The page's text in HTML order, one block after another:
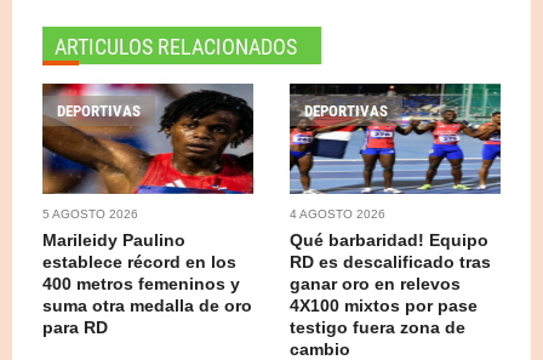
ARTICULOS RELACIONADOS
DEPORTIVAS
5 AGOSTO 2026
Marileidy Paulino
establece récord en los
400 metros femeninos y
suma otra medalla de oro
para RD
DEPORTIVAS
4 AGOSTO 2026
Qué barbaridad! Equipo
RD es descalificado tras
ganar oro en relevos
4X100 mixtos por pase
testigo fuera zona de
cambio